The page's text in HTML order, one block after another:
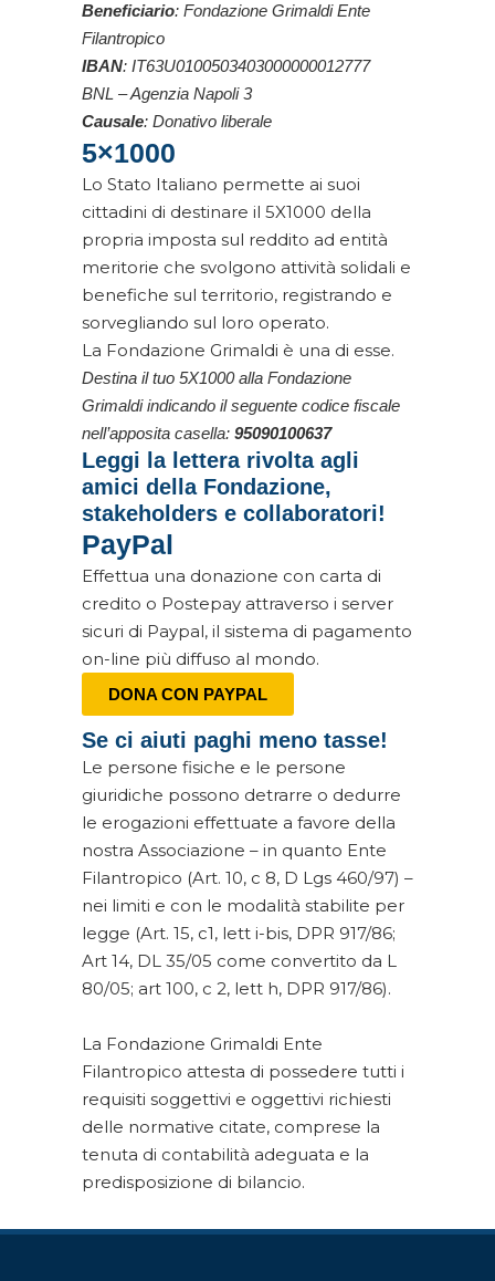
Beneficiario: Fondazione Grimaldi Ente
Filantropico
IBAN: IT63U0100503403000000012777
BNL – Agenzia Napoli 3
Causale: Donativo liberale
5×1000
Lo Stato Italiano permette ai suoi
cittadini di destinare il 5X1000 della
propria imposta sul reddito ad entità
meritorie che svolgono attività solidali e
benefiche sul territorio, registrando e
sorvegliando sul loro operato.
La Fondazione Grimaldi è una di esse.
Destina il tuo 5X1000 alla Fondazione
Grimaldi indicando il seguente codice fiscale
nell’apposita casella: 95090100637
Leggi la lettera rivolta agli
amici della Fondazione,
stakeholders e collaboratori!
PayPal
Effettua una donazione con carta di
credito o Postepay attraverso i server
sicuri di Paypal, il sistema di pagamento
on-line più diffuso al mondo.
DONA CON PAYPAL
Se ci aiuti paghi meno tasse!
Le persone fisiche e le persone
giuridiche possono detrarre o dedurre
le erogazioni effettuate a favore della
nostra Associazione – in quanto Ente
Filantropico (Art. 10, c 8, D Lgs 460/97) –
nei limiti e con le modalità stabilite per
legge (Art. 15, c1, lett i-bis, DPR 917/86;
Art 14, DL 35/05 come convertito da L
80/05; art 100, c 2, lett h, DPR 917/86).
La Fondazione Grimaldi Ente
Filantropico attesta di possedere tutti i
requisiti soggettivi e oggettivi richiesti
delle normative citate, comprese la
tenuta di contabilità adeguata e la
predisposizione di bilancio.